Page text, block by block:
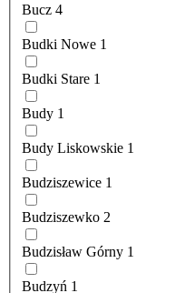
Bucz 4
Budki Nowe 1
Budki Stare 1
Budy 1
Budy Liskowskie 1
Budziszewice 1
Budziszewko 2
Budzisław Górny 1
Budzyń 1